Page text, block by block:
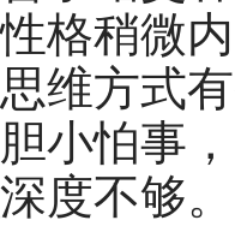
格稍微
维方式
小怕事
度不够。